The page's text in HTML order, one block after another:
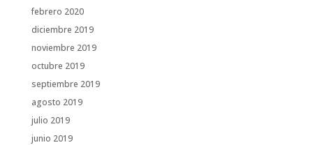
febrero 2020
diciembre 2019
noviembre 2019
octubre 2019
septiembre 2019
agosto 2019
julio 2019
junio 2019